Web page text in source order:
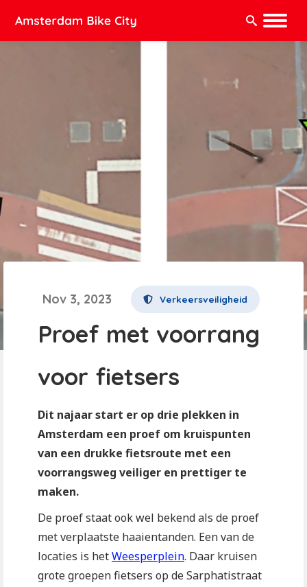
Zoeken:
Nov 3, 2023 Verkeersveiligheid
Proef met voorrang
voor fietsers
Dit najaar start er op drie plekken in
Amsterdam een proef om kruispunten
van een drukke fietsroute met een
voorrangsweg veiliger en prettiger te
maken.
De proef staat ook wel bekend als de proef
met verplaatste haaientanden. Een van de
locaties is hetWeesperplein. Daar kruisen
grote groepen fietsers op de Sarphatistraat